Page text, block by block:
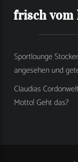
frisch vom
Sportlounge
angesehen und
Claudias
Motto! Geht das?